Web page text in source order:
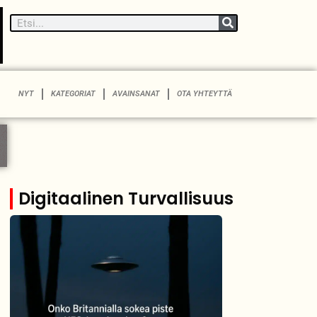
NYT KATEGORIAT AVAINSANAT OTA YHTEYTTÄ
Digitaalinen Turvallisuus